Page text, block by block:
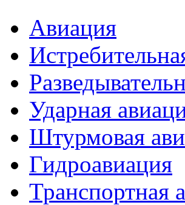
Авиация
Ударная
Штурмовая
Гидроавиация
Транспортная